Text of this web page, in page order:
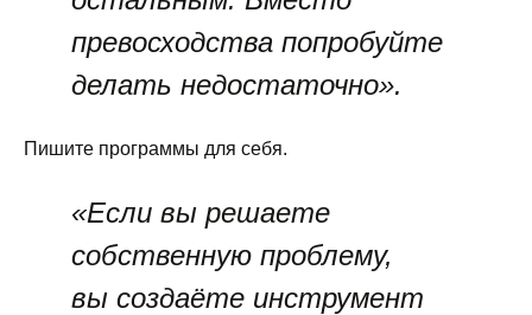
превосходства попробуйте
делать недостаточно».
Пишите программы для себя.
«Если вы решаете
собственную проблему,
вы создаёте инструмент